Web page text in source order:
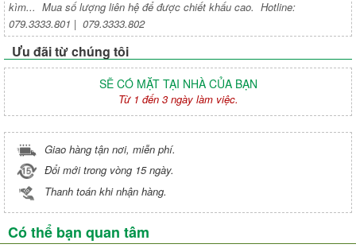
kìm... Mua số lượng liên hệ để được chiết khấu cao. Hotline:
079.3333.801 | 079.3333.802
Ưu đãi từ chúng tôi
SẼ CÓ MẶT TẠI NHÀ CỦA BẠN
Từ 1 đến 3 ngày làm việc.
Giao hàng tận nơi, miễn phí.
Đổi mới trong vòng 15 ngày.
Thanh toán khi nhận hàng.
Có thể bạn quan tâm